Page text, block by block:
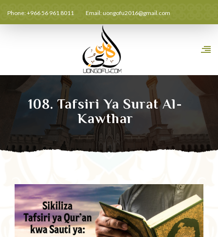
Phone: +966 56 961 8011 Email:uongofu2016@gmail.com
108. Tafsiri Ya Surat Al-
Kawthar